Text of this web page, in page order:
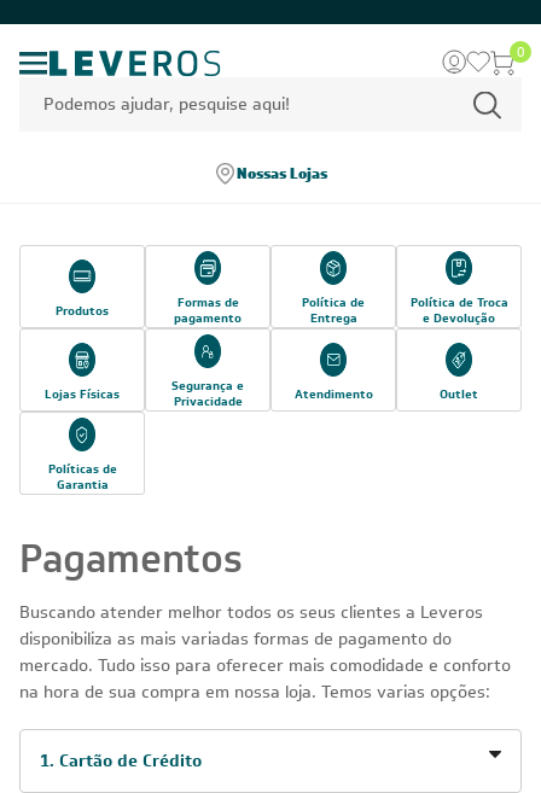
0
Nossas Lojas
Produtos
Formas de
pagamento
Política de
Entrega
Política de Troca
e Devolução
Lojas Físicas
Segurança e
Privacidade
Atendimento Outlet
Políticas de
Garantia
Pagamentos
Buscando atender melhor todos os seus clientes a Leveros
disponibiliza as mais variadas formas de pagamento do
mercado. Tudo isso para oferecer mais comodidade e conforto
na hora de sua compra em nossa loja. Temos varias opções:
1. Cartão de Crédito